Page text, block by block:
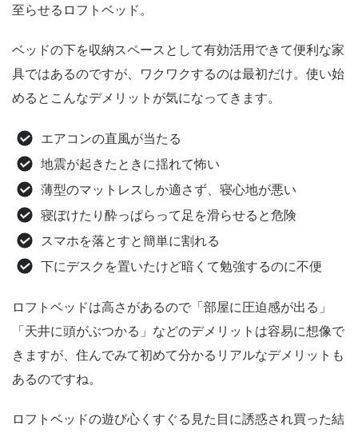
至らせるロフトベッド。
ベッドの下を収納スペースとして有効活用できて便利な家
具ではあるのですが、ワクワクするのは最初だけ。使い始
めるとこんなデメリットが気になってきます。
エアコンの直風が当たる
地震が起きたときに揺れて怖い
薄型のマットレスしか適さず、寝心地が悪い
寝ぼけたり酔っぱらって足を滑らせると危険
スマホを落とすと簡単に割れる
下にデスクを置いたけど暗くて勉強するのに不便
ロフトベッドは高さがあるので「部屋に圧迫感が出る」
「天井に頭がぶつかる」などのデメリットは容易に想像で
きますが、住んでみて初めて分かるリアルなデメリットも
あるのですね。
ロフトベッドの遊び心くすぐる見た目に誘惑され買った結